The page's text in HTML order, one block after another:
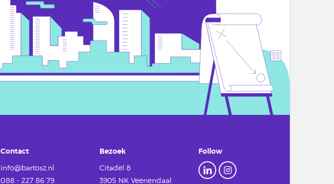
Contact
info@bartosz.nl
088 - 227 86 79
Bezoek
Citadel 8
3905 NK Veenendaal
Follow